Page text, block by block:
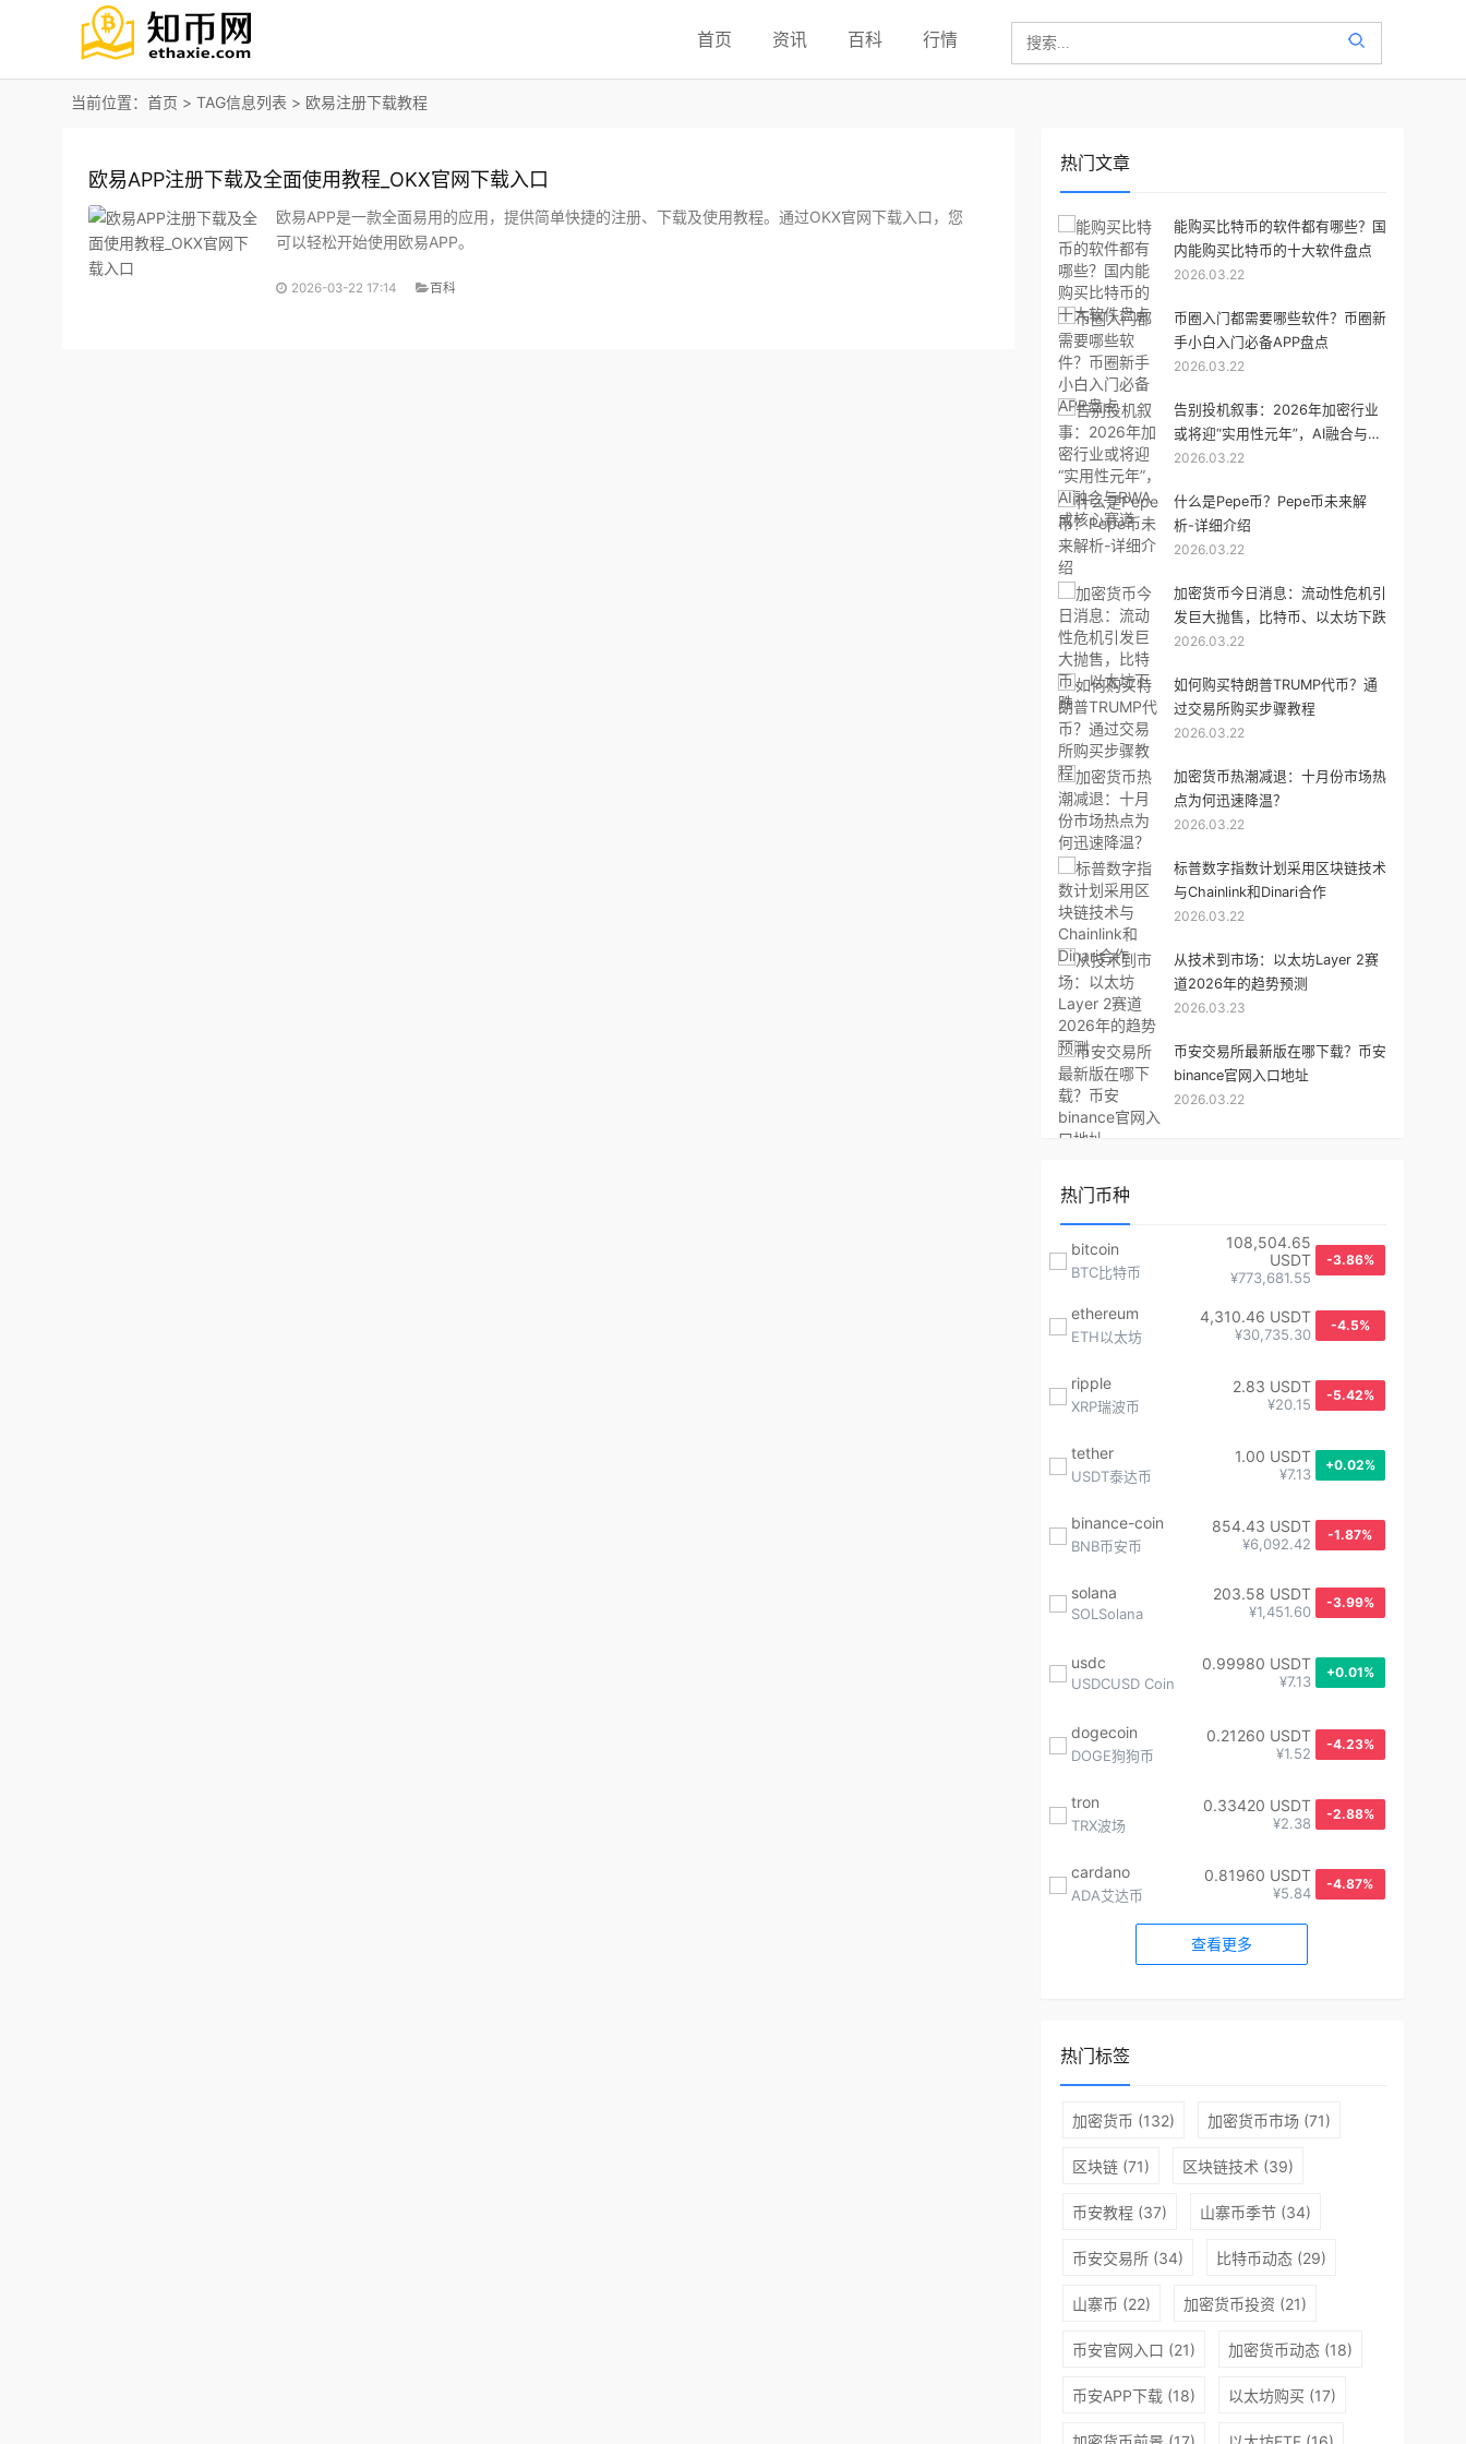
首页 资讯 百科 行情
当前位置： 首页 > TAG信息列表 > 欧易注册下载教程
欧易APP注册下载及全面使用教程_OKX官网下载入口
欧易APP是一款全面易用的应用，提供简单快捷的注册、下载及使用教程。通过OKX官网下载入口，您
可以轻松开始使用欧易APP。
2026-03-22 17:14 百科
热门文章
能购买比特币的软件都有哪些？国
内能购买比特币的十大软件盘点
2026.03.22
币圈入门都需要哪些软件？币圈新
手小白入门必备APP盘点
2026.03.22
告别投机叙事：2026年加密行业
或将迎“实用性元年”，AI融合与
RWA成核心赛道
2026.03.22
什么是Pepe币？Pepe币未来解
析-详细介绍
2026.03.22
加密货币今日消息：流动性危机引
发巨大抛售，比特币、以太坊下跌
2026.03.22
如何购买特朗普TRUMP代币？通
过交易所购买步骤教程
2026.03.22
加密货币热潮减退：十月份市场热
点为何迅速降温？
2026.03.22
标普数字指数计划采用区块链技术
与Chainlink和Dinari合作
2026.03.22
从技术到市场：以太坊Layer 2赛
道2026年的趋势预测
2026.03.23
币安交易所最新版在哪下载？币安
binance官网入口地址
2026.03.22
热门币种
bitcoin
BTC比特币
108,504.65
USDT
¥773,681.55
-3.86%
ethereum
ETH以太坊
4,310.46 USDT
¥30,735.30
-4.5%
ripple
XRP瑞波币
2.83 USDT
¥20.15
-5.42%
tether
USDT泰达币
1.00 USDT
¥7.13
+0.02%
binance-coin
BNB币安币
854.43 USDT
¥6,092.42
-1.87%
solana
SOLSolana
203.58 USDT
¥1,451.60
-3.99%
usdc
USDCUSD Coin
0.99980 USDT
¥7.13
+0.01%
dogecoin
DOGE狗狗币
0.21260 USDT
¥1.52
-4.23%
tron
TRX波场
0.33420 USDT
¥2.38
-2.88%
cardano
ADA艾达币
0.81960 USDT
¥5.84
-4.87%
查看更多
热门标签
加密货币 (132) 加密货币市场 (71)
区块链(71) 区块链技术 (39)
币安教程(37) 山寨币季节(34)
币安交易所(34) 比特币动态(29)
山寨币 (22) 加密货币投资 (21)
币安官网入口 (21) 加密货币动态(18)
币安APP下载(18) 以太坊购买 (17)